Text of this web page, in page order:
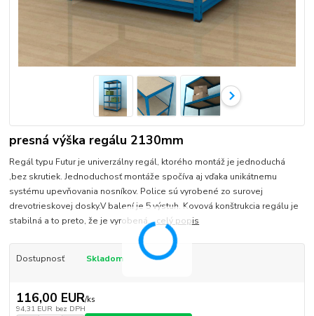
presná výška regálu 2130mm
Regál typu Futur je univerzálny regál, ktorého montáž je jednoduchá
,bez skrutiek. Jednoduchosť montáže spočíva aj vďaka unikátnemu
systému upevňovania nosníkov. Police sú vyrobené zo surovej
drevotrieskovej dosky.V balení je 5 výstuh. Kovová konštrukcia regálu je
stabilná a to preto, že je vyrobená...celý popis
Dostupnosť Skladom
116,00 EUR/ks
94,31 EUR bez DPH